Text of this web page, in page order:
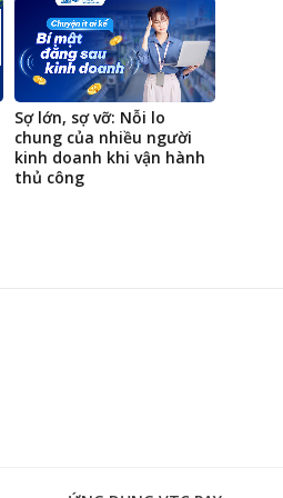
Sợ lớn, sợ vỡ: Nỗi lo
chung của nhiều người
kinh doanh khi vận hành
thủ công